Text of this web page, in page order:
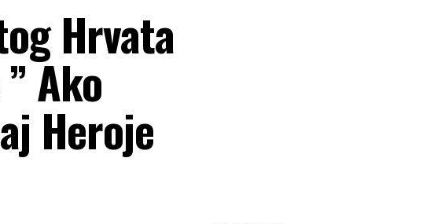
Hrvata
Ako
Heroje